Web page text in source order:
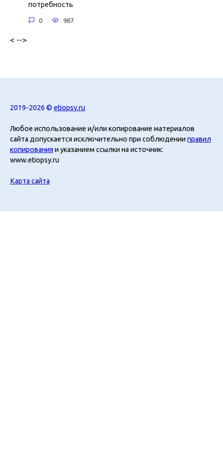
потребность
0 987
< -->
2019-2026 © etiopsy.ru
Любое использование и/или копирование материалов
сайта допускается исключительно при соблюденииправил
копирования и указанием ссылки на источник:
www.etiopsy.ru
Карта сайта